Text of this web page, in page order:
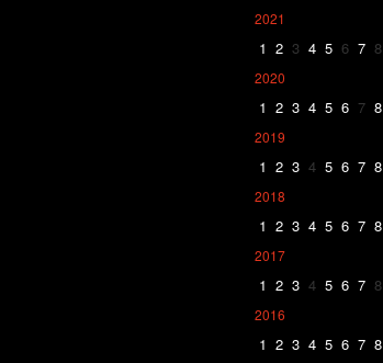
2021
1 2 3 4 5 6 7 8
2020
1 2 3 4 5 6 7 8
2019
1 2 3 4 5 6 7 8
2018
1 2 3 4 5 6 7 8
2017
1 2 3 4 5 6 7 8
2016
1 2 3 4 5 6 7 8